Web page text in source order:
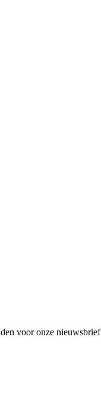
voor onze nieuwsbrief